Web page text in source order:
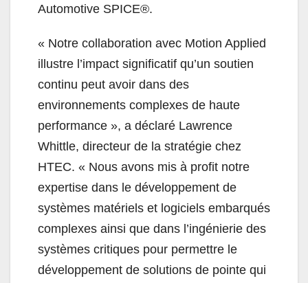
Automotive SPICE®.
« Notre collaboration avec Motion Applied
illustre l’impact significatif qu’un soutien
continu peut avoir dans des
environnements complexes de haute
performance », a déclaré Lawrence
Whittle, directeur de la stratégie chez
HTEC. « Nous avons mis à profit notre
expertise dans le développement de
systèmes matériels et logiciels embarqués
complexes ainsi que dans l’ingénierie des
systèmes critiques pour permettre le
développement de solutions de pointe qui